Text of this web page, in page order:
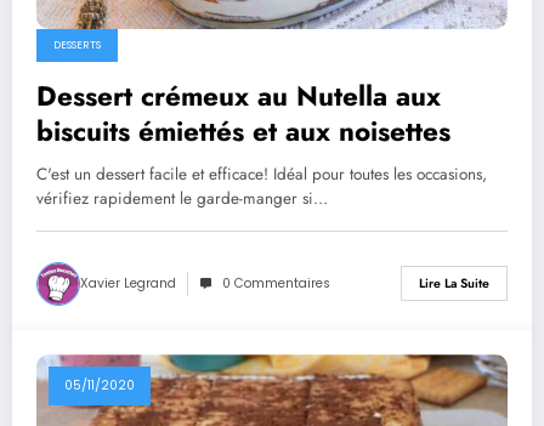
DESSERTS
Dessert crémeux au Nutella aux
biscuits émiettés et aux noisettes
C'est un dessert facile et efficace! Idéal pour toutes les occasions,
vérifiez rapidement le garde-manger si…
Xavier Legrand 0 Commentaires Lire La Suite
05/11/2020